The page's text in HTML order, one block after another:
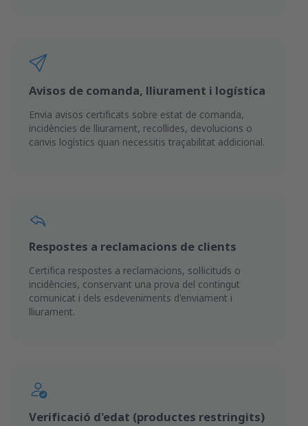
Avisos de comanda, lliurament i logística
Envia avisos certificats sobre estat de comanda,
incidències de lliurament, recollides, devolucions o
canvis logístics quan necessitis traçabilitat addicional.
Respostes a reclamacions de clients
Certifica respostes a reclamacions, sol·licituds o
incidències, conservant una prova del contingut
comunicat i dels esdeveniments d'enviament i
lliurament.
Verificació d'edat (productes restringits)